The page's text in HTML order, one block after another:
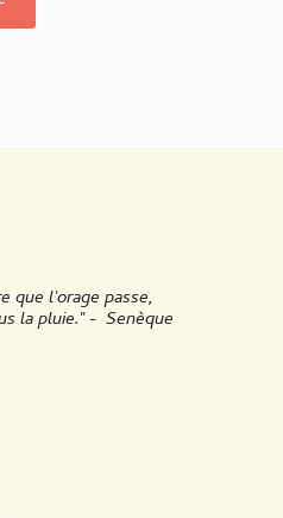
que l'orage passe,
la pluie." - Senèque